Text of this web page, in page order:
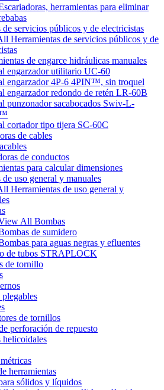
herramientas para eliminar
de servicios públicos y de electricistas
Herramientas de servicios públicos y de
de engarce hidráulicas manuales
engarzador utilitario UC-60
engarzador 4P-6 4PIN™, sin troquel
engarzador redondo de retén LR-60B
punzonador sacabocados Swiv-L-
cortador tipo tijera SC-60C
de cables
de conductos
para calcular dimensiones
uso general y manuales
Herramientas de uso general y
All Bombas
de sumidero
para aguas negras y efluentes
de tubos STRAPLOCK
de tornillo
plegables
de tornillos
perforación de repuesto
helicoidales
herramientas
sólidos y líquidos